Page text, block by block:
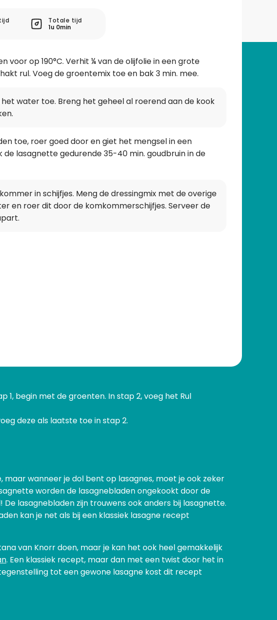
Totale tijd
1u 0min
voor op 190°C. Verhit ¼ van de olijfolie in een grote
rul. Voeg de groentemix toe en bak 3 min. mee.
het water toe. Breng het geheel al roerend aan de kook
toe, roer goed door en giet het mengsel in een
de lasagnette gedurende 35-40 min. goudbruin in de
in schijfjes. Meng de dressingmix met de overige
en roer dit door de komkommerschijfjes. Serveer de
1, begin met de groenten. In stap 2, voeg het Rul
deze als laatste toe in stap 2.
wanneer je dol bent op lasagnes, moet je ook zeker
worden de lasagnebladen ongekookt door de
lasagnebladen zijn trouwens ook anders bij lasagnette.
kan je net als bij een klassiek lasagne recept
van Knorr doen, maar je kan het ook heel gemakkelijk
. Een klassiek recept, maar dan met een twist door het in
tot een gewone lasagne kost dit recept